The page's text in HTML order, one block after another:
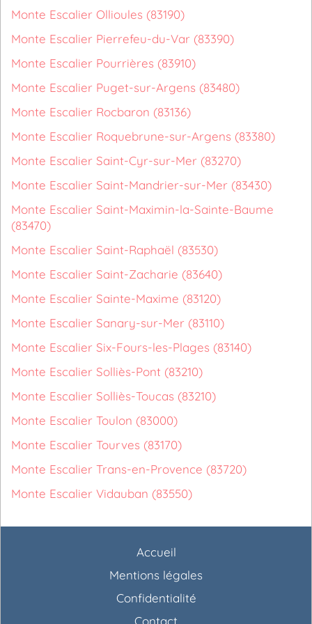
Monte Escalier Ollioules (83190)
Monte Escalier Pierrefeu-du-Var (83390)
Monte Escalier Pourrières (83910)
Monte Escalier Puget-sur-Argens (83480)
Monte Escalier Rocbaron (83136)
Monte Escalier Roquebrune-sur-Argens (83380)
Monte Escalier Saint-Cyr-sur-Mer (83270)
Monte Escalier Saint-Mandrier-sur-Mer (83430)
Monte Escalier Saint-Maximin-la-Sainte-Baume
(83470)
Monte Escalier Saint-Raphaël (83530)
Monte Escalier Saint-Zacharie (83640)
Monte Escalier Sainte-Maxime (83120)
Monte Escalier Sanary-sur-Mer (83110)
Monte Escalier Six-Fours-les-Plages (83140)
Monte Escalier Solliès-Pont (83210)
Monte Escalier Solliès-Toucas (83210)
Monte Escalier Toulon (83000)
Monte Escalier Tourves (83170)
Monte Escalier Trans-en-Provence (83720)
Monte Escalier Vidauban (83550)
Accueil
Mentions légales
Confidentialité
Contact